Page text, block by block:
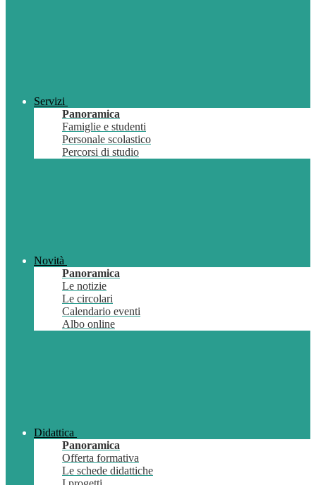
Servizi
Panoramica
Famiglie e studenti
Personale scolastico
Percorsi di studio
Novità
Panoramica
Le notizie
Le circolari
Calendario eventi
Albo online
Didattica
Panoramica
Offerta formativa
Le schede didattiche